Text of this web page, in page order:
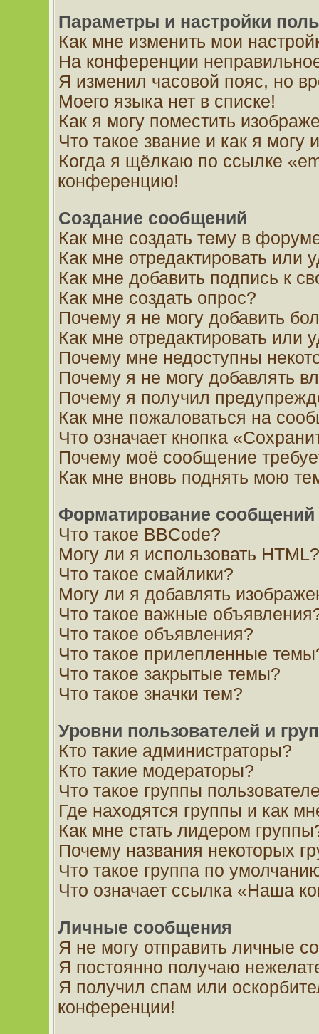
Параметры и настройки
Как мне изменить мои
На конференции
Я изменил часовой пояс, но
Моего языка нет в списке!
Как я могу поместить
Что такое звание и как я могу
Когда я щёлкаю по ссылке
конференцию!
Создание сообщений
Как мне создать тему в
Как мне отредактировать или
Как мне добавить подпись к
Как мне создать опрос?
Почему я не могу добавить
Как мне отредактировать или
Почему мне недоступны
Почему я не могу добавлять
Почему я получил
Как мне пожаловаться на
Что означает кнопка
Почему моё сообщение
Как мне вновь поднять мою
Форматирование
Что такое BBCode?
Могу ли я использовать HTML?
Что такое смайлики?
Могу ли я добавлять
Что такое важные
Что такое объявления?
Что такое прилепленные
Что такое закрытые темы?
Что такое значки тем?
Уровни пользователей и
Кто такие администраторы?
Кто такие модераторы?
Что такое группы
Где находятся группы и как
Как мне стать лидером
Почему названия некоторых
Что такое группа по
Что означает ссылка «Наша
Личные сообщения
Я не могу отправить личные
Я постоянно получаю
Я получил спам или
конференции!